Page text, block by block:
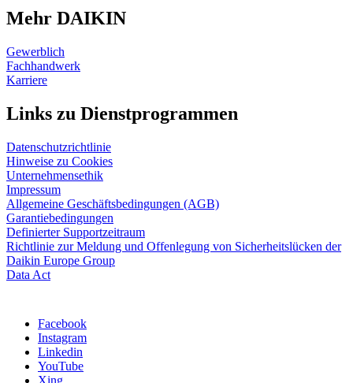
Mehr DAIKIN
Gewerblich
Fachhandwerk
Karriere
Links zu Dienstprogrammen
Datenschutzrichtlinie
Hinweise zu Cookies
Unternehmensethik
Impressum
Allgemeine Geschäftsbedingungen (AGB)
Garantiebedingungen
Definierter Supportzeitraum
Richtlinie zur Meldung und Offenlegung von Sicherheitslücken der
Daikin Europe Group
Data Act
Facebook
Instagram
Linkedin
YouTube
Xing